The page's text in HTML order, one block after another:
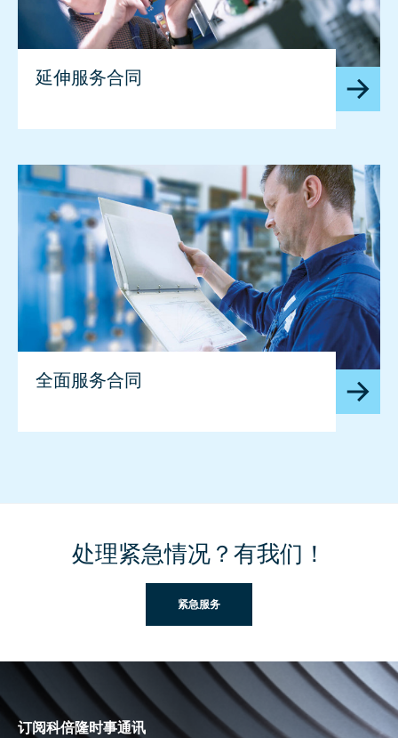
延伸服务合同
全面服务合同
处理紧急情况？有我们！
紧急服务
订阅科倍隆时事通讯